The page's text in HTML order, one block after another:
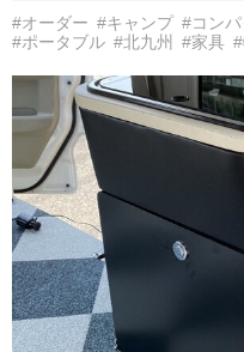
#オーダー #キャンプ #コンパ
#ポータブル #北九州 #家具